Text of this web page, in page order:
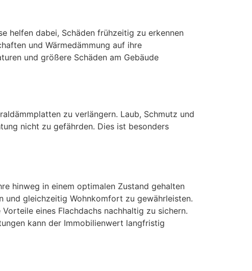
helfen dabei, Schäden frühzeitig zu erkennen
und Wärmedämmung auf ihre
und größere Schäden am Gebäude
zu verlängern. Laub, Schmutz und
nicht zu gefährden. Dies ist besonders
hinweg in einem optimalen Zustand gehalten
und gleichzeitig Wohnkomfort zu gewährleisten.
eines Flachdachs nachhaltig zu sichern.
kann der Immobilienwert langfristig